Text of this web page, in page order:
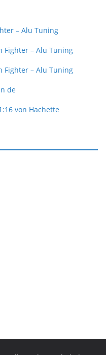
– Alu Tuning
Fighter – Alu Tuning
Fighter – Alu Tuning
de
von Hachette